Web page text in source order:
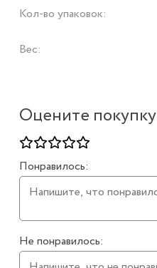
Оцените покупку
Понравилось:
Не понравилось:
Кол-во упаковок:
Вес: